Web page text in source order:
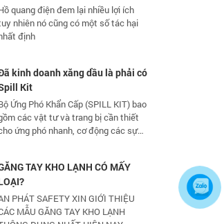
nhiên nó cũng có một số tác hại
định
Kit
Ứng Phó Khẩn Cấp (SPILL KIT) bao
các vật tư và trang bị cần thiết
ứng phó nhanh, cơ động các sự
tràn đổ dầu và hoá chất mức vừa
PHÁT SAFETY XIN GIỚI THIỆU
MẪU GĂNG TAY KHO LẠNH
DỤNG NHẤT HIỆN NAY